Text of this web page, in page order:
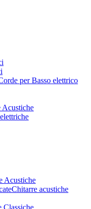
per Basso elettrico
Acustiche
Acustiche
Chitarre acustiche
Classiche